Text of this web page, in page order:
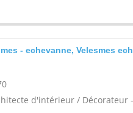
- echevanne, Velesmes
d'intérieur / Décorateur